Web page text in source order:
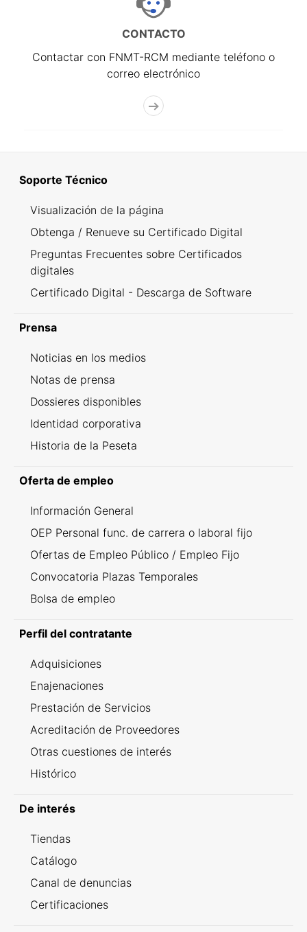
CONTACTO
Contactar con FNMT-RCM mediante teléfono o
correo electrónico
Soporte Técnico
Visualización de la página
Obtenga / Renueve su Certificado Digital
Preguntas Frecuentes sobre Certificados
digitales
Certificado Digital - Descarga de Software
Prensa
Noticias en los medios
Notas de prensa
Dossieres disponibles
Identidad corporativa
Historia de la Peseta
Oferta de empleo
Información General
OEP Personal func. de carrera o laboral fijo
Ofertas de Empleo Público / Empleo Fijo
Convocatoria Plazas Temporales
Bolsa de empleo
Perfil del contratante
Adquisiciones
Enajenaciones
Prestación de Servicios
Acreditación de Proveedores
Otras cuestiones de interés
Histórico
De interés
Tiendas
Catálogo
Canal de denuncias
Certificaciones